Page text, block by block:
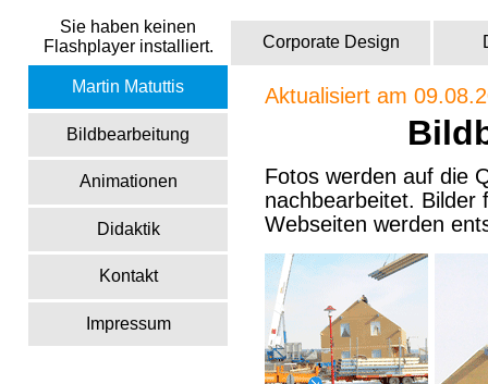
Sie haben keinen
Flashplayer installiert.
Martin Matuttis
Bildbearbeitung
Animationen
Didaktik
Kontakt
Impressum
Corporate Design
Aktualisiert am
Fotos werden auf die
nachbearbeitet. Bilder
Webseiten werden